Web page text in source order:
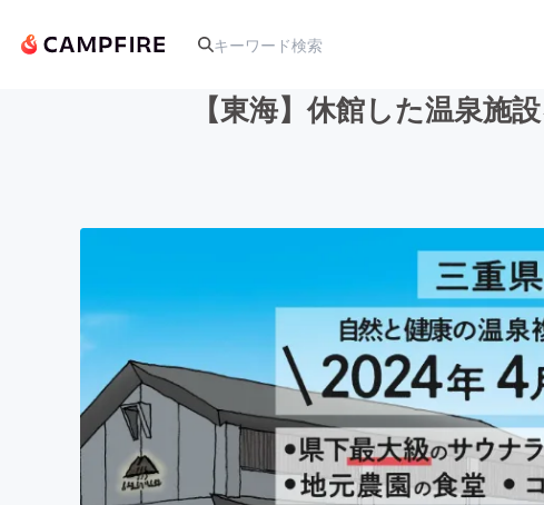
音
テクノロジー・ガジェット ゲ
映像・映画 書
ビジネス・起業
【東海】休館した温泉施